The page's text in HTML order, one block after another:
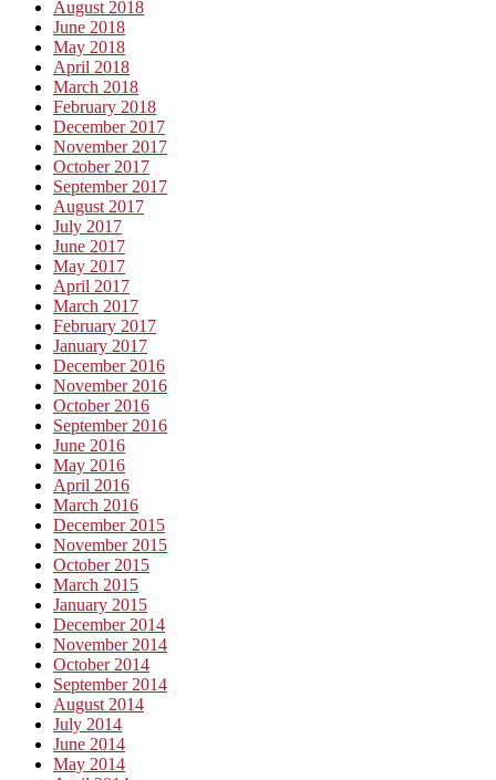
August 2018
June 2018
May 2018
April 2018
March 2018
February 2018
December 2017
November 2017
October 2017
September 2017
August 2017
July 2017
June 2017
May 2017
April 2017
March 2017
February 2017
January 2017
December 2016
November 2016
October 2016
September 2016
June 2016
May 2016
April 2016
March 2016
December 2015
November 2015
October 2015
March 2015
January 2015
December 2014
November 2014
October 2014
September 2014
August 2014
July 2014
June 2014
May 2014